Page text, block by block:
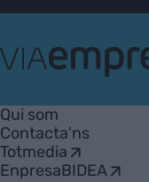
Empresa
Qui som
Contacta'ns
Totmedia
EnpresaBIDEA